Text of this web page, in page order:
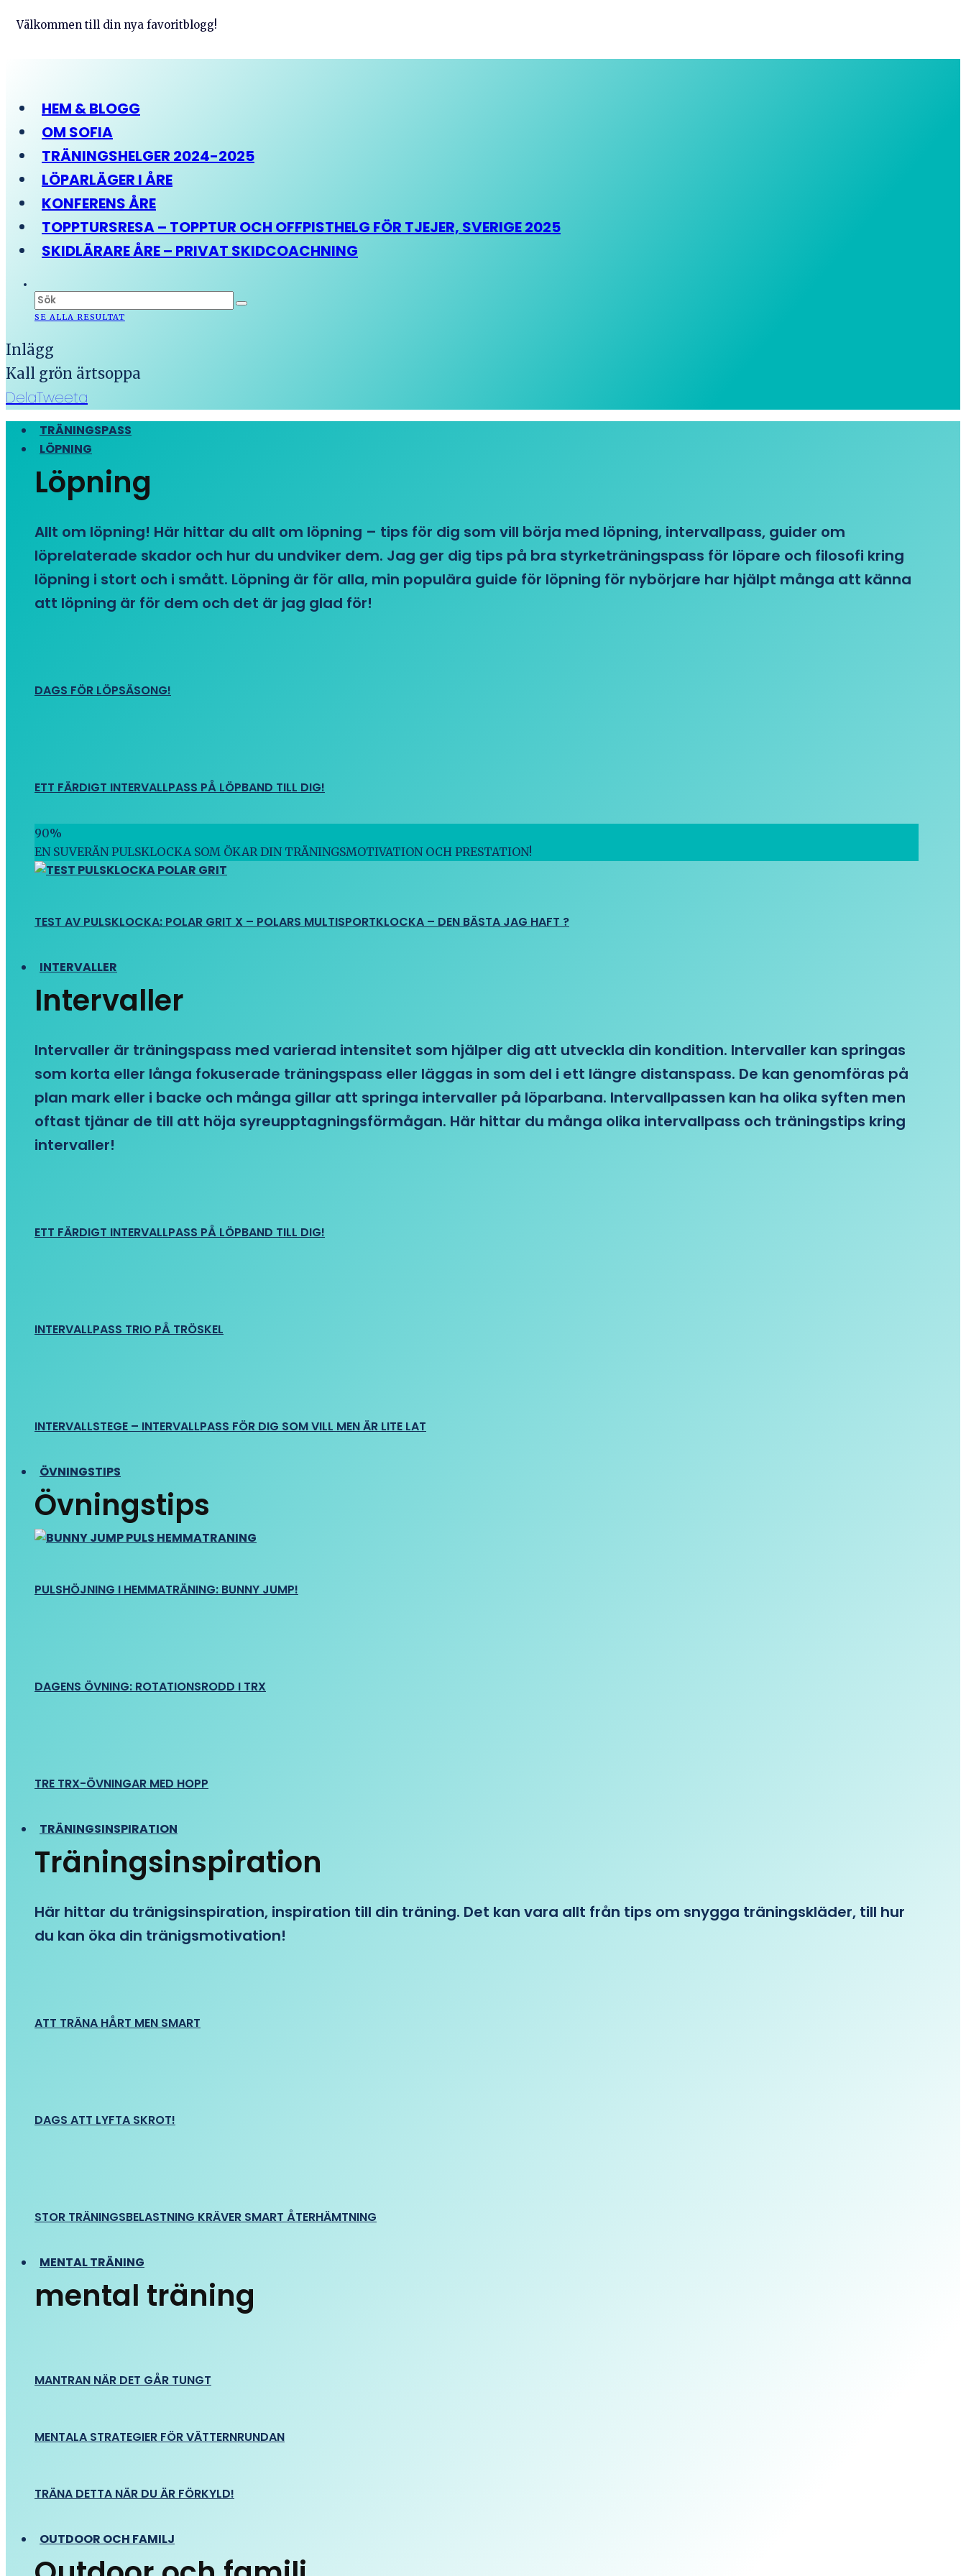
Välkommen till din nya favoritblogg!
HEM & BLOGG
OM SOFIA
TRÄNINGSHELGER 2024-2025
LÖPARLÄGER I ÅRE
KONFERENS ÅRE
TOPPTURSRESA – TOPPTUR OCH OFFPISTHELG FÖR TJEJER, SVERIGE 2025
SKIDLÄRARE ÅRE – PRIVAT SKIDCOACHNING
SE ALLA RESULTAT
Inlägg
Kall grön ärtsoppa
DelaTweeta
TRÄNINGSPASS
LÖPNING
Löpning
Allt om löpning! Här hittar du allt om löpning – tips för dig som vill börja med löpning, intervallpass, guider om
löprelaterade skador och hur du undviker dem. Jag ger dig tips på bra styrketräningspass för löpare och filosofi kring
löpning i stort och i smått. Löpning är för alla, min populära guide för löpning för nybörjare har hjälpt många att känna
att löpning är för dem och det är jag glad för!
DAGS FÖR LÖPSÄSONG!
ETT FÄRDIGT INTERVALLPASS PÅ LÖPBAND TILL DIG!
90%
EN SUVERÄN PULSKLOCKA SOM ÖKAR DIN TRÄNINGSMOTIVATION OCH PRESTATION!
TEST AV PULSKLOCKA: POLAR GRIT X – POLARS MULTISPORTKLOCKA – DEN BÄSTA JAG HAFT ?
INTERVALLER
Intervaller
Intervaller är träningspass med varierad intensitet som hjälper dig att utveckla din kondition. Intervaller kan springas
som korta eller långa fokuserade träningspass eller läggas in som del i ett längre distanspass. De kan genomföras på
plan mark eller i backe och många gillar att springa intervaller på löparbana. Intervallpassen kan ha olika syften men
oftast tjänar de till att höja syreupptagningsförmågan. Här hittar du många olika intervallpass och träningstips kring
intervaller!
ETT FÄRDIGT INTERVALLPASS PÅ LÖPBAND TILL DIG!
INTERVALLPASS TRIO PÅ TRÖSKEL
INTERVALLSTEGE – INTERVALLPASS FÖR DIG SOM VILL MEN ÄR LITE LAT
ÖVNINGSTIPS
Övningstips
PULSHÖJNING I HEMMATRÄNING: BUNNY JUMP!
DAGENS ÖVNING: ROTATIONSRODD I TRX
TRE TRX-ÖVNINGAR MED HOPP
TRÄNINGSINSPIRATION
Träningsinspiration
Här hittar du tränigsinspiration, inspiration till din träning. Det kan vara allt från tips om snygga träningskläder, till hur
du kan öka din tränigsmotivation!
ATT TRÄNA HÅRT MEN SMART
DAGS ATT LYFTA SKROT!
STOR TRÄNINGSBELASTNING KRÄVER SMART ÅTERHÄMTNING
MENTAL TRÄNING
mental träning
MANTRAN NÄR DET GÅR TUNGT
MENTALA STRATEGIER FÖR VÄTTERNRUNDAN
TRÄNA DETTA NÄR DU ÄR FÖRKYLD!
OUTDOOR OCH FAMILJ